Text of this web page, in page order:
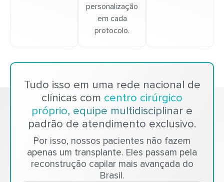
personalização
em cada
protocolo.
Tudo isso em uma rede nacional de
clínicas com centro cirúrgico
próprio, equipe multidisciplinar e
padrão de atendimento exclusivo.
Por isso, nossos pacientes não fazem
apenas um transplante. Eles passam pela
reconstrução capilar mais avançada do
Brasil.